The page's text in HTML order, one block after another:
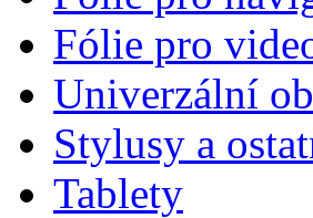
Fólie pro
Univerzální
Stylusy a
Tablety